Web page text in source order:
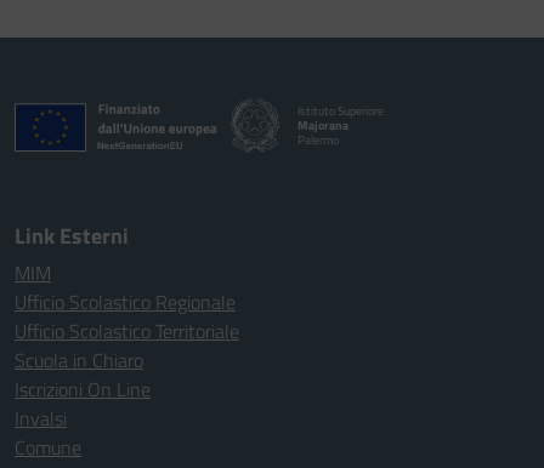
Istituto Superiore
Majorana
Palermo
Link Esterni
MIM
Ufficio Scolastico Regionale
Ufficio Scolastico Territoriale
Scuola in Chiaro
Iscrizioni On Line
Invalsi
Comune